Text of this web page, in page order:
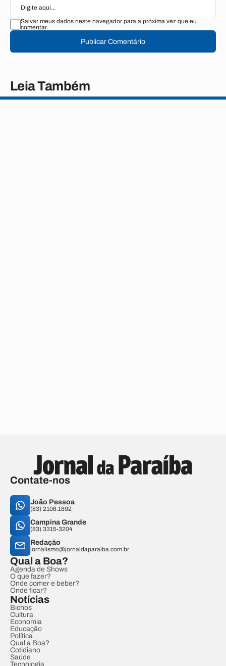
Salvar meus dados neste navegador para a próxima vez que eu
comentar.
Publicar Comentário
Leia Também
Contate-nos
João Pessoa
(83) 2106.1892
Campina Grande
(83) 3315-3204
Redação
jornalismo@jornaldaparaiba.com.br
Qual a Boa?
Agenda de Shows
O que fazer?
Onde comer e beber?
Onde ficar?
Notícias
Bichos
Cultura
Economia
Educação
Política
Qual a Boa?
Cotidiano
Saúde
Tecnologia